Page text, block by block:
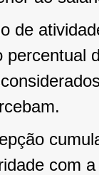
de
percentual
com